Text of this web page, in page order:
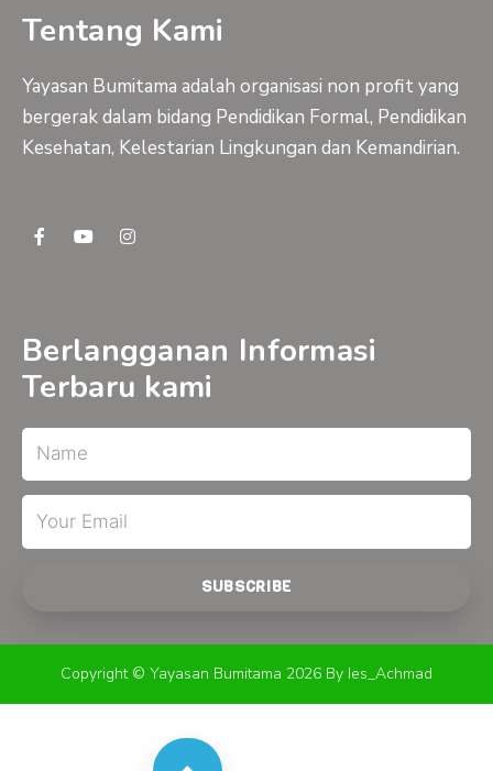
Tentang Kami
Yayasan Bumitama adalah organisasi non profit yang
bergerak dalam bidang Pendidikan Formal, Pendidikan
Kesehatan, Kelestarian Lingkungan dan Kemandirian.
F
a
k
-
f
Y
o
I
n
a
m
Berlangganan Informasi
Terbaru kami
Name
Email
SUBSCRIBE
Copyright © Yayasan Bumitama 2026 By Ies_Achmad